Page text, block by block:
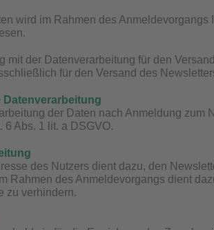
wird im Rahmen des
mit der Datenverarbeitung für den
für den Versand des
der Daten nach Anmeldung
6 Abs. 1 lit. a DSGVO.
des Nutzers dient dazu, den
Rahmen des Anmeldevorgangs dient
zu verhindern.